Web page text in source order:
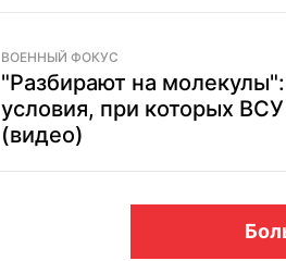
ВОЕННЫЙ ФОКУС
"Разбирают на
условия, при которых
(видео)